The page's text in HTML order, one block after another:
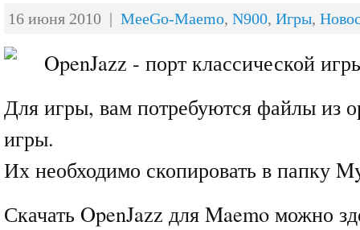
16 июня 2010 | MeeGo-Maemo, N900, Игры,
Для игры, вам потребуются файлы из
игры.
Их необходимо скопировать в папку
Скачать OpenJazz для Maemo можно